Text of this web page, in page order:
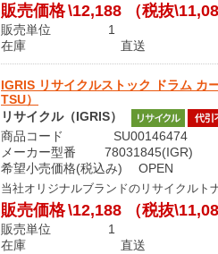
販売価格\12,188 （税抜
販売単位 1
在庫 直送
IGRIS リサイクルストック ドラム カ
TSU）
リサイクル（IGRIS）
商品コード SU00146474
メーカー型番 78031845(IGR)
希望小売価格(税込み) OPEN
当社オリジナルブランドのリサイクルト
販売価格\12,188 （税抜
販売単位 1
在庫 直送